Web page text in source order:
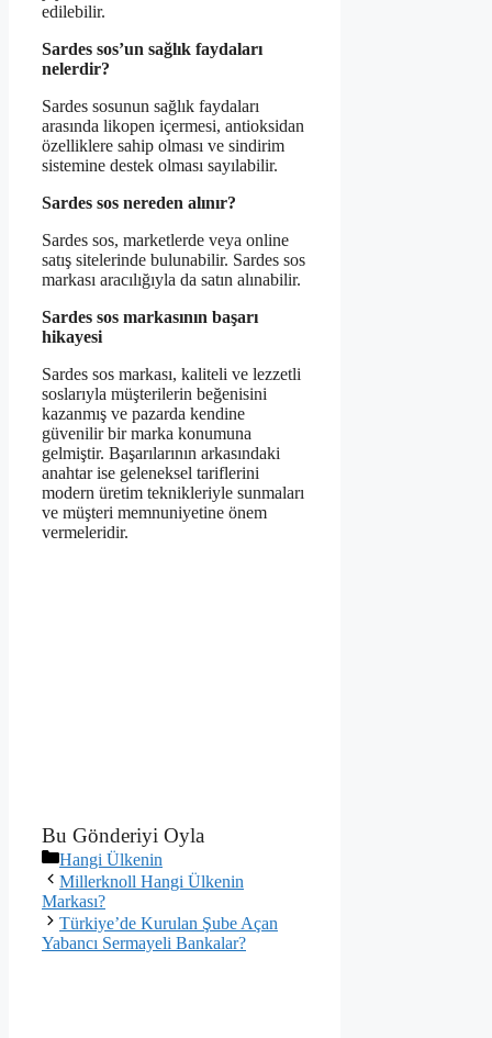
edilebilir.
Sardes sos’un sağlık faydaları
nelerdir?
Sardes sosunun sağlık faydaları
arasında likopen içermesi, antioksidan
özelliklere sahip olması ve sindirim
sistemine destek olması sayılabilir.
Sardes sos nereden alınır?
Sardes sos, marketlerde veya online
satış sitelerinde bulunabilir. Sardes sos
markası aracılığıyla da satın alınabilir.
Sardes sos markasının başarı
hikayesi
Sardes sos markası, kaliteli ve lezzetli
soslarıyla müşterilerin beğenisini
kazanmış ve pazarda kendine
güvenilir bir marka konumuna
gelmiştir. Başarılarının arkasındaki
anahtar ise geleneksel tariflerini
modern üretim teknikleriyle sunmaları
ve müşteri memnuniyetine önem
vermeleridir.
Bu Gönderiyi Oyla
Kategoriler
Hangi Ülkenin
Millerknoll Hangi Ülkenin
Markası?
Türkiye’de Kurulan Şube Açan
Yabancı Sermayeli Bankalar?